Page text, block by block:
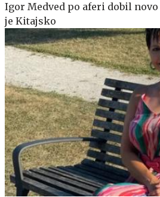
Igor Medved po aferi dobil
je Kitajsko